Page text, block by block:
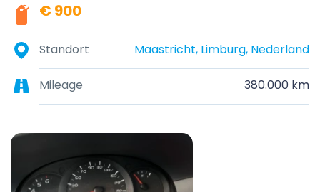
€ 900
Standort Maastricht, Limburg, Nederland
Mileage 380.000 km